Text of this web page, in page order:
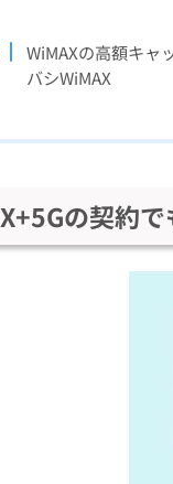
WiMAXの高額キャ
バシWiMAX
の契約